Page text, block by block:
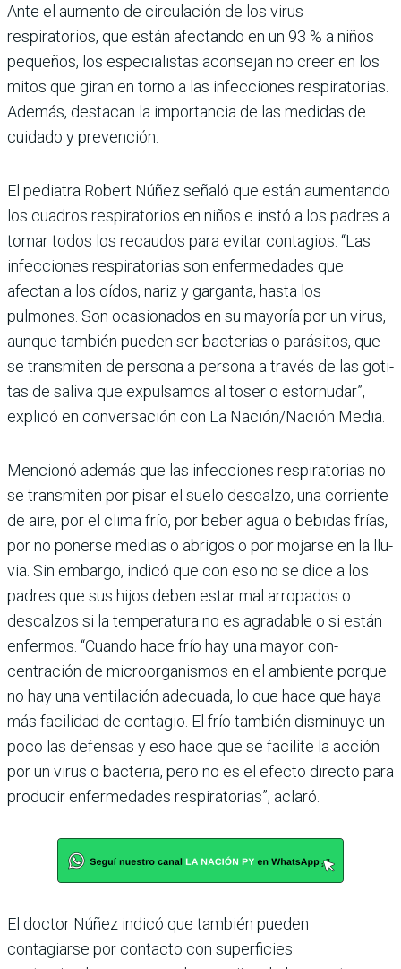
Ante el aumento de circulación de los virus
respiratorios, que están afectando en un 93 % a niños
pequeños, los espe­cialistas aconsejan no creer en los
mitos que giran en torno a las infecciones res­piratorias.
Además, destacan la importancia de las medidas de
cuidado y prevención.
El pediatra Robert Núñez señaló que están aumen­tando
los cuadros respira­torios en niños e instó a los padres a
tomar todos los recaudos para evitar conta­gios. “Las
infecciones res­piratorias son enfermeda­des que
afectan a los oídos, nariz y garganta, hasta los
pulmones. Son ocasionados en su mayoría por un virus,
aunque también pueden ser bacterias o parásitos, que
se transmiten de persona a persona a través de las goti­
tas de saliva que expulsa­mos al toser o estornudar”,
explicó en conversación con La Nación/Nación Media.
Mencionó además que las infecciones respiratorias no
se transmiten por pisar el suelo descalzo, una corriente
de aire, por el clima frío, por beber agua o bebidas frías,
por no ponerse medias o abri­gos o por mojarse en la llu­
via. Sin embargo, indicó que con eso no se dice a los
padres que sus hijos deben estar mal arropados o
descalzos si la temperatura no es agradable o si están
enfermos. “Cuando hace frío hay una mayor con­
centración de microorganis­mos en el ambiente porque
no hay una ventilación ade­cuada, lo que hace que haya
más facilidad de contagio. El frío también disminuye un
poco las defensas y eso hace que se facilite la acción
por un virus o bacteria, pero no es el efecto directo para
pro­ducir enfermedades respira­torias”, aclaró.
El doctor Núñez indicó que también pueden
contagiarse por contacto con superficies